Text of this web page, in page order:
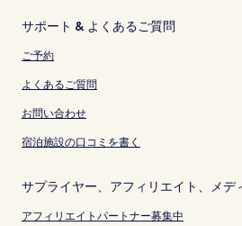
サポート & よくあるご質問
ご予約
よくあるご質問
お問い合わせ
宿泊施設の口コミを書く
サプライヤー、アフィリエイト、メデ
アフィリエイトパートナー募集中